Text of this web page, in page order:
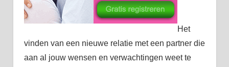
Het
vinden van een nieuwe relatie met een partner die
aan al jouw wensen en verwachtingen weet te